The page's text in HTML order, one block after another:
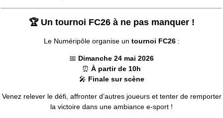
🏆 Un tournoi FC26 à ne pas manquer !
Le Numéripôle organise un tournoi FC26:
📅 Dimanche 24 mai 2026
⏰ À partir de 10h
🎤 Finale sur scène
Venez relever le défi, affronter d’autres joueurs et tenter de remporter
la victoire dans une ambiance e-sport !